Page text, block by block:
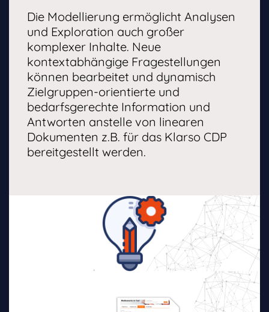
Die Modellierung ermöglicht Analysen
und Exploration auch großer
komplexer Inhalte. Neue
kontextabhängige Fragestellungen
können bearbeitet und dynamisch
Zielgruppen-orientierte und
bedarfsgerechte Information und
Antworten anstelle von linearen
Dokumenten z.B. für das Klarso CDP
bereitgestellt werden.